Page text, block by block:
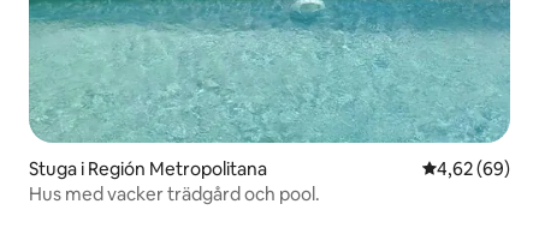
Stuga i Región Metropolitana 4,62 av 5 i
4,62 (69)
Hus med vacker trädgård och pool.